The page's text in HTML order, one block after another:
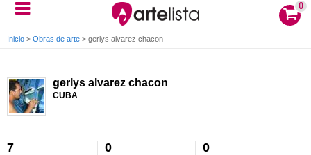
0
Inicio > Obras de arte > gerlys alvarez chacon
gerlys alvarez chacon
CUBA
7 0 0